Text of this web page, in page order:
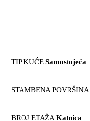
TIP KUĆE Samostojeća
STAMBENA POVRŠINA
BROJ ETAŽA Katnica